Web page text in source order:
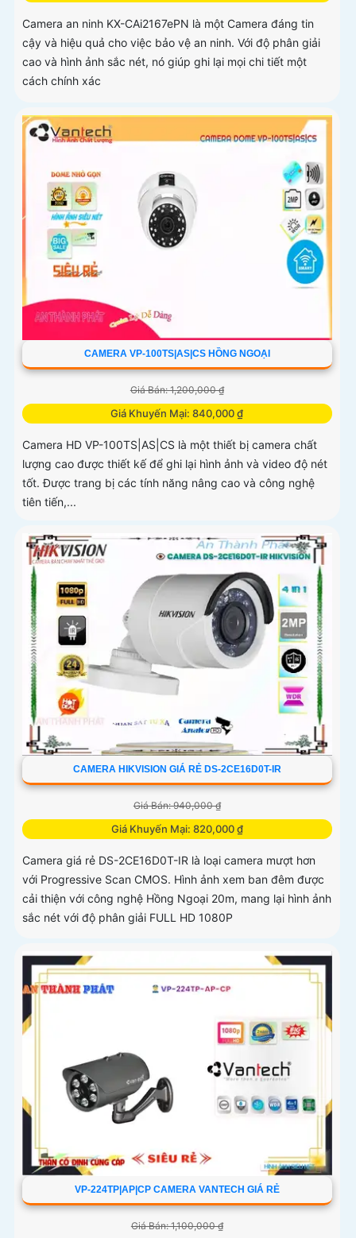
Camera an ninh KX-CAi2167ePN là một Camera đáng tin
cậy và hiệu quả cho việc bảo vệ an ninh. Với độ phân giải
cao và hình ảnh sắc nét, nó giúp ghi lại mọi chi tiết một
cách chính xác
CAMERA VP-100TS|AS|CS HỒNG NGOẠI
Giá Bán: 1,200,000 ₫
Giá Khuyến Mại: 840,000 ₫
Camera HD VP-100TS|AS|CS là một thiết bị camera chất
lượng cao được thiết kế để ghi lại hình ảnh và video độ nét
tốt. Được trang bị các tính năng nâng cao và công nghệ
tiên tiến,...
CAMERA HIKVISION GIÁ RẺ DS-2CE16D0T-IR
Giá Bán: 940,000 ₫
Giá Khuyến Mại: 820,000 ₫
Camera giá rẻ DS-2CE16D0T-IR là loại camera mượt hơn
với Progressive Scan CMOS. Hình ảnh xem ban đêm được
cải thiện với công nghệ Hồng Ngoại 20m, mang lại hình ảnh
sắc nét với độ phân giải FULL HD 1080P
VP-224TP|AP|CP CAMERA VANTECH GIÁ RẺ
Giá Bán: 1,100,000 ₫